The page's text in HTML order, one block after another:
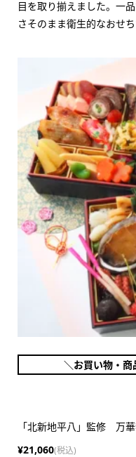
目を取り揃えました。一
さそのまま衛生的なおせ
＼お買い物・
「北新地平八」監修 万
¥21,060(税込)